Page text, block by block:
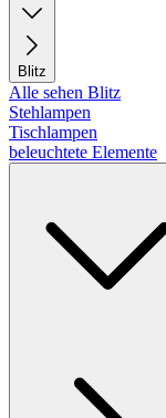
Blitz
Alle sehen Blitz
Stehlampen
Tischlampen
beleuchtete Elemente